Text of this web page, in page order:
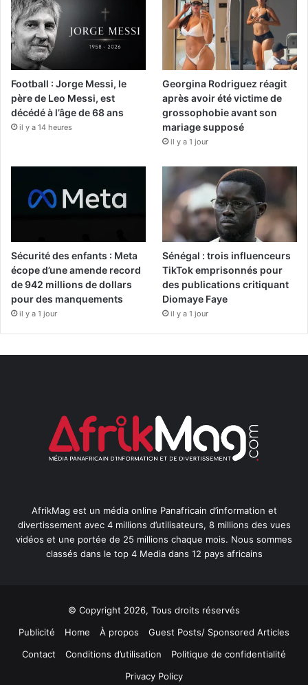
Football : Jorge Messi, le
père de Leo Messi, est
décédé à l’âge de 68 ans
il y a 14 heures
Georgina Rodriguez réagit
après avoir été victime de
grossophobie avant son
mariage supposé
il y a 1 jour
Sécurité des enfants : Meta
écope d’une amende record
de 942 millions de dollars
pour des manquements
il y a 1 jour
Sénégal : trois influenceurs
TikTok emprisonnés pour
des publications critiquant
Diomaye Faye
il y a 1 jour
AfrikMag est un média online Panafricain d’information et
divertissement avec 4 millions d’utilisateurs, 8 millions des vues
vidéos et une portée de 25 millions chaque mois. Nous sommes
classés dans le top 4 Media dans 12 pays africains
© Copyright 2026, Tous droits réservés
Publicité
Home À propos
Guest Posts/ Sponsored Articles
Contact
Conditions d’utilisation
Politique de confidentialité
Privacy Policy